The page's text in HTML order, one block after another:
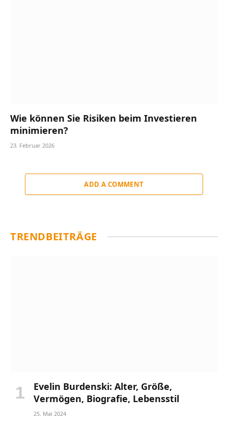
Wie können Sie Risiken beim Investieren
minimieren?
23. Februar 2026
ADD A COMMENT
TRENDBEITRÄGE
Evelin Burdenski: Alter, Größe,
Vermögen, Biografie, Lebensstil
25. Mai 2024